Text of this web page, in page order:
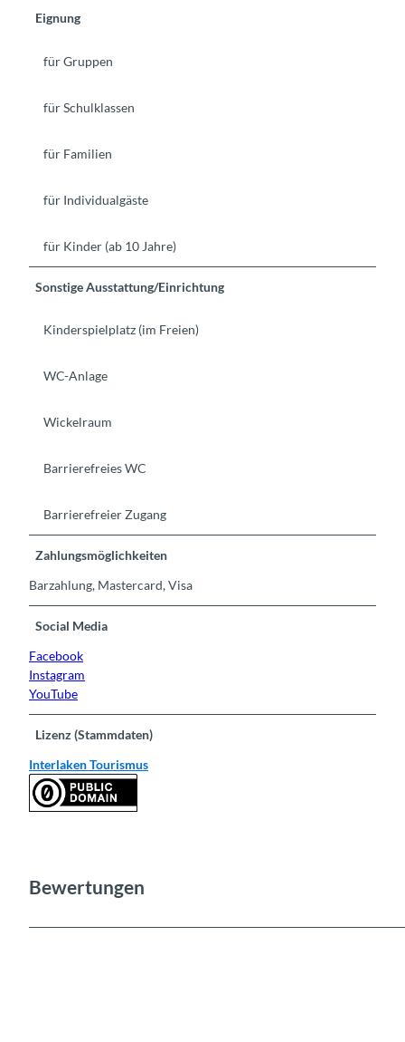
Eignung
für Gruppen
für Schulklassen
für Familien
für Individualgäste
für Kinder (ab 10 Jahre)
Sonstige Ausstattung/Einrichtung
Kinderspielplatz (im Freien)
WC-Anlage
Wickelraum
Barrierefreies WC
Barrierefreier Zugang
Zahlungsmöglichkeiten
Barzahlung, Mastercard, Visa
Social Media
Facebook
Instagram
YouTube
Lizenz (Stammdaten)
Interlaken Tourismus
Bewertungen